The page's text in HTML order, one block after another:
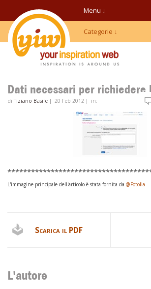
Menu ↓
Categorie ↓
Dati necessari per richiedere
diTiziano Basile | 20 Feb 2012 | in:
L'immagine principale dell'articolo è stata fornita da @Fotolia
Scarica il PDF
L'autore